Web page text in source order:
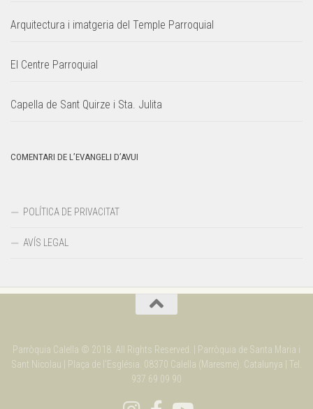
Arquitectura i imatgeria del Temple Parroquial
El Centre Parroquial
Capella de Sant Quirze i Sta. Julita
COMENTARI DE L’EVANGELI D’AVUI
POLÍTICA DE PRIVACITAT
AVÍS LEGAL
Parròquia Calella © 2018. All Rights Reserved. | Parròquia de Santa Maria i
Sant Nicolau | Plaça de l'Església. 08370 Calella (Maresme). Catalunya | Tel.
937 69 09 90